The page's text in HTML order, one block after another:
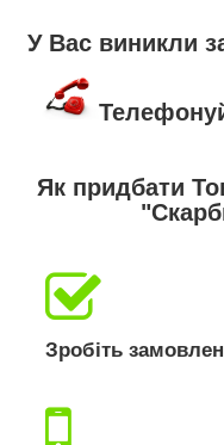
У Вас виникли
Як придбати
Зробіть